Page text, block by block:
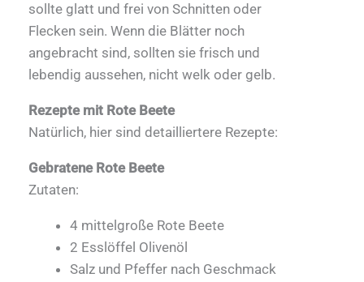
sollte glatt und frei von Schnitten oder
Flecken sein. Wenn die Blätter noch
angebracht sind, sollten sie frisch und
lebendig aussehen, nicht welk oder gelb.
Rezepte mit Rote Beete
Natürlich, hier sind detailliertere Rezepte:
Gebratene Rote Beete
Zutaten:
4 mittelgroße Rote Beete
2 Esslöffel Olivenöl
Salz und Pfeffer nach Geschmack